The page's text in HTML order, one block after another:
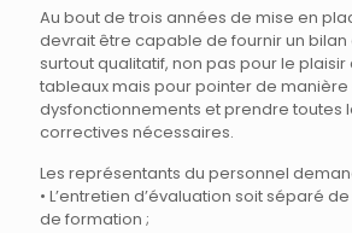
Au bout de trois années de mise en
devrait être capable de fournir un bilan
surtout qualitatif, non pas pour le
tableaux mais pour pointer de manière
dysfonctionnements et prendre toutes
correctives nécessaires.
Les représentants du personnel
• L’entretien d’évaluation soit séparé
de formation ;